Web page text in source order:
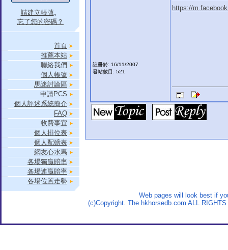
請建立帳號。
忘了您的密碼？
首頁
推薦本站
聯絡我們
個人帳號
馬迷討論區
申請PCS
個人評述系統簡介
FAQ
收費事宜
個人排位表
個人配磅表
網友心水馬
各場獨贏賠率
各場連贏賠率
各場位置走勢
註冊於: 16/11/2007
發帖數目: 521
https://
Web pages will look best if
(c)Copyright. The hkhorsedb.com ALL